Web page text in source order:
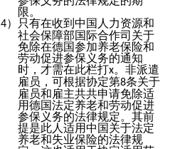
限。
4）只有在收到中国人力资源和
社会保障部国际合作司关于
免除在德国参加养老保险和
劳动促进参保义务的通知
时，才需在此栏打x。非派遣
雇员，可根据协定第8条关于
雇员和雇主共共申请免除适
用德国法定养老和劳动促进
参保义务的法律规定。其前
提是此人适用中国关于法定
养老和失业保险的法律规